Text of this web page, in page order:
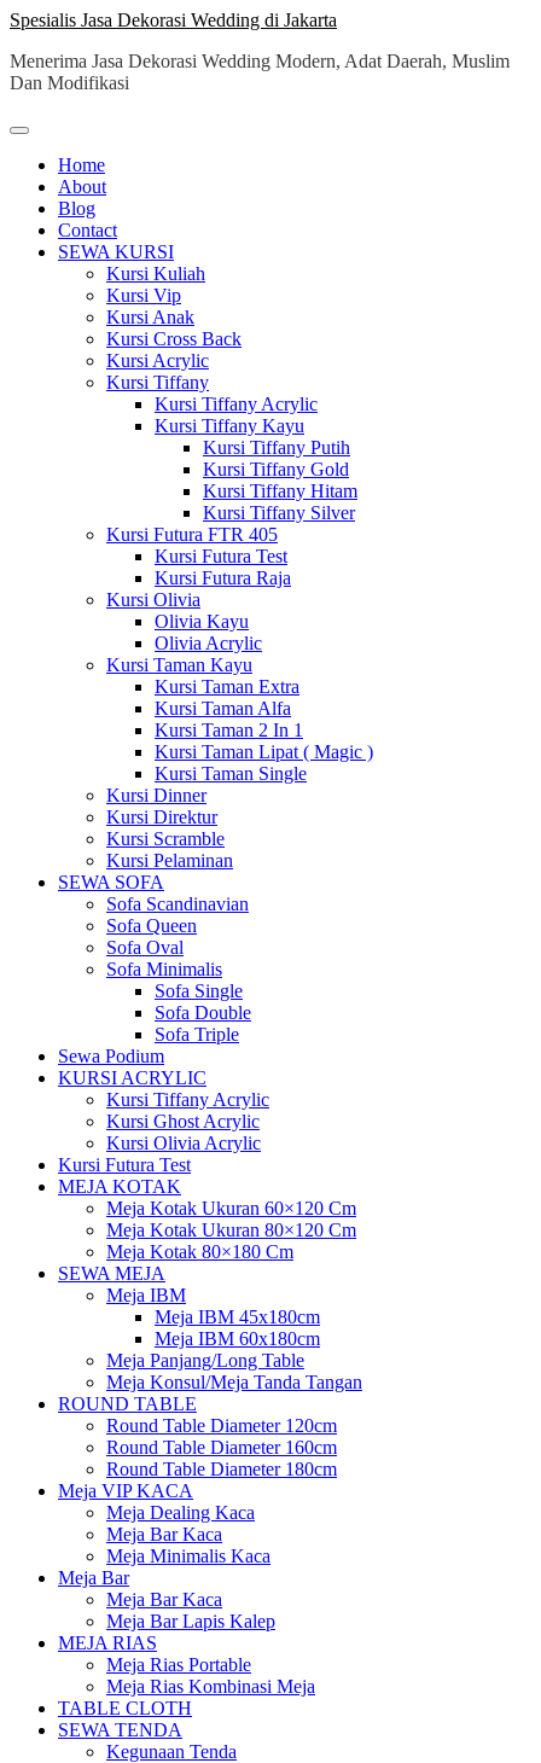
Skip
content
Spesialis Jasa Dekorasi Wedding di Jakarta
Menerima Jasa Dekorasi Wedding Modern, Adat Daerah, Muslim
Dan Modifikasi
Home
About
Blog
Contact
SEWA KURSI
Kursi Kuliah
Kursi Vip
Kursi Anak
Kursi Cross Back
Kursi Acrylic
Kursi Tiffany
Kursi Tiffany Acrylic
Kursi Tiffany Kayu
Kursi Tiffany Putih
Kursi Tiffany Gold
Kursi Tiffany Hitam
Kursi Tiffany Silver
Kursi Futura FTR 405
Kursi Futura Test
Kursi Futura Raja
Kursi Olivia
Olivia Kayu
Olivia Acrylic
Kursi Taman Kayu
Kursi Taman Extra
Kursi Taman Alfa
Kursi Taman 2 In 1
Kursi Taman Lipat ( Magic )
Kursi Taman Single
Kursi Dinner
Kursi Direktur
Kursi Scramble
Kursi Pelaminan
SEWA SOFA
Sofa Scandinavian
Sofa Queen
Sofa Oval
Sofa Minimalis
Sofa Single
Sofa Double
Sofa Triple
Sewa Podium
KURSI ACRYLIC
Kursi Tiffany Acrylic
Kursi Ghost Acrylic
Kursi Olivia Acrylic
Kursi Futura Test
MEJA KOTAK
Meja Kotak Ukuran 60×120 Cm
Meja Kotak Ukuran 80×120 Cm
Meja Kotak 80×180 Cm
SEWA MEJA
Meja IBM
Meja IBM 45x180cm
Meja IBM 60x180cm
Meja Panjang/Long Table
Meja Konsul/Meja Tanda Tangan
ROUND TABLE
Round Table Diameter 120cm
Round Table Diameter 160cm
Round Table Diameter 180cm
Meja VIP KACA
Meja Dealing Kaca
Meja Bar Kaca
Meja Minimalis Kaca
Meja Bar
Meja Bar Kaca
Meja Bar Lapis Kalep
MEJA RIAS
Meja Rias Portable
Meja Rias Kombinasi Meja
TABLE CLOTH
SEWA TENDA
Kegunaan Tenda